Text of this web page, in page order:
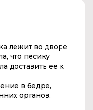
лежит во дворе
что песику
доставить ее к
в бедре,
органов.